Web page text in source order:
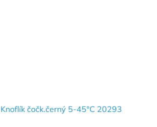
čočk.černý 5-45°C 20293